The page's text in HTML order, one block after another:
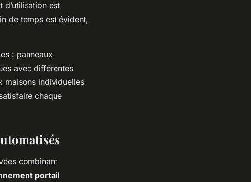
est
de temps est évident,
: panneaux
avec différentes
maisons individuelles
chaque
combinant
portail